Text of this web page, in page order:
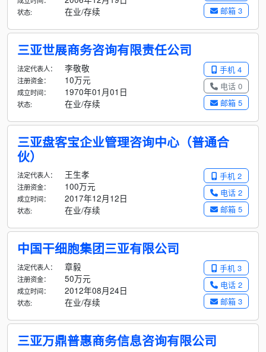
邮箱 3
状态: 在业/存续
三亚世展商务咨询有限责任公司
手机 4
电话 0
邮箱 5
法定代表人： 李敬敬
注册资金： 10万元
成立时间： 1970年01月01日
状态: 在业/存续
三亚盘客宝企业管理咨询中心（普通合
伙）
手机 2
电话 2
邮箱 5
法定代表人： 王生孝
注册资金： 100万元
成立时间： 2017年12月12日
状态: 在业/存续
中国干细胞集团三亚有限公司
手机 3
电话 2
邮箱 3
法定代表人： 章毅
注册资金： 50万元
成立时间： 2012年08月24日
状态: 在业/存续
三亚万鼎普惠商务信息咨询有限公司